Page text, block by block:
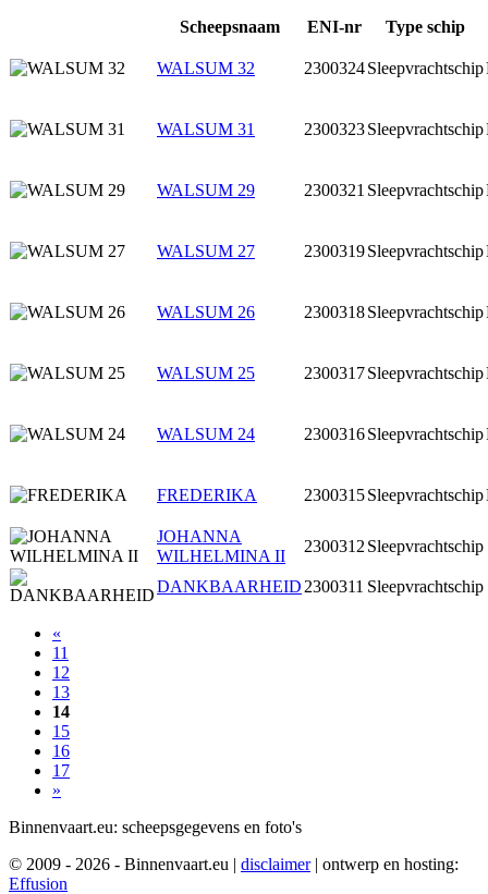
Scheepsnaam ENI-nr Type schip
WALSUM 32 2300324Sleepvrachtschip
WALSUM 31 2300323Sleepvrachtschip
WALSUM 29 2300321 Sleepvrachtschip
WALSUM 27 2300319Sleepvrachtschip
WALSUM 26 2300318Sleepvrachtschip
WALSUM 25 2300317Sleepvrachtschip
WALSUM 24 2300316Sleepvrachtschip
FREDERIKA 2300315Sleepvrachtschip
JOHANNA
WILHELMINA II
2300312 Sleepvrachtschip
DANKBAARHEID 2300311 Sleepvrachtschip
«
11
12
13
14
15
16
17
»
Binnenvaart.eu: scheepsgegevens en foto's
© 2009 - 2026 - Binnenvaart.eu | disclaimer | ontwerp en hosting:
Effusion